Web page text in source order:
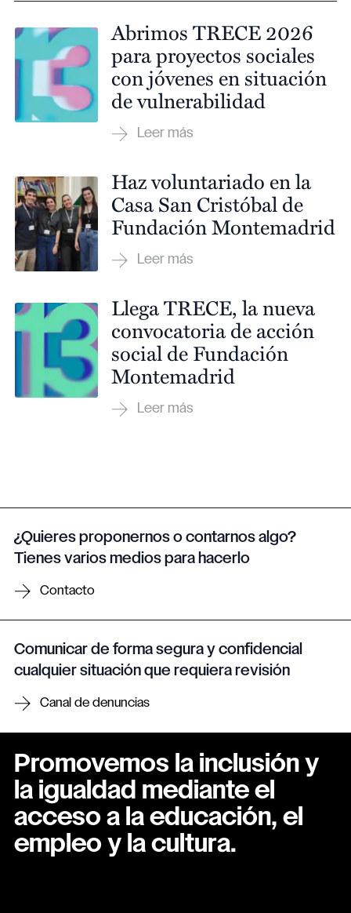
Abrimos TRECE 2026
para proyectos sociales
con jóvenes en situación
de vulnerabilidad
Haz voluntariado en la
Casa San Cristóbal de
Fundación Montemadrid
Llega TRECE, la nueva
convocatoria de acción
social de Fundación
Montemadrid
¿Quieres proponernos o contarnos algo?
Tienes varios medios para hacerlo
Contacto
Comunicar de forma segura y confidencial
cualquier situación que requiera revisión
Canal de denuncias
Promovemos la inclusión y
la igualdad mediante el
acceso a la educación, el
empleo y la cultura.